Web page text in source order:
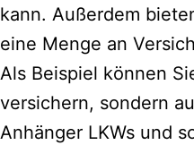
kann. Außerdem
eine Menge an
Als Beispiel können
versichern, sondern
Anhänger LKWs und